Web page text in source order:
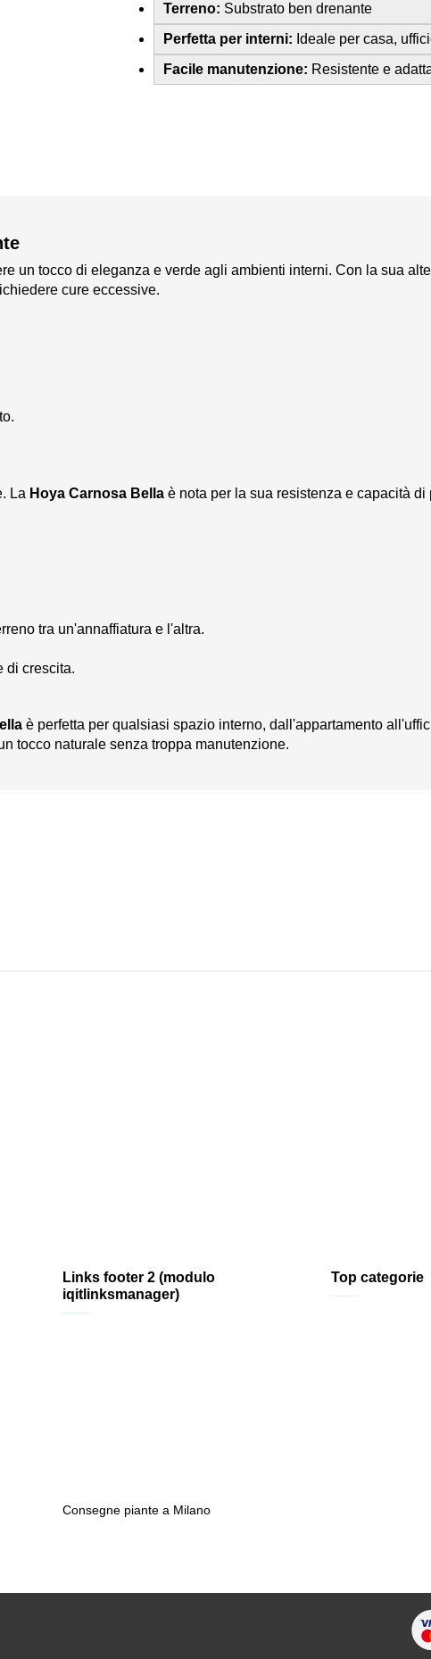
Terreno: Substrato ben drenante
Perfetta per interni: Ideale per casa,
Facile manutenzione: Resistente e
un tocco di eleganza e verde agli ambienti interni. Con la sua
cure eccessive.
La Hoya Carnosa Bella è nota per la sua resistenza e capacità
tra un'annaffiatura e l'altra.
di crescita.
è perfetta per qualsiasi spazio interno, dall'appartamento
tocco naturale senza troppa manutenzione.
Links footer 2 (modulo
iqitlinksmanager)
Consegne piante a Milano
Top categorie